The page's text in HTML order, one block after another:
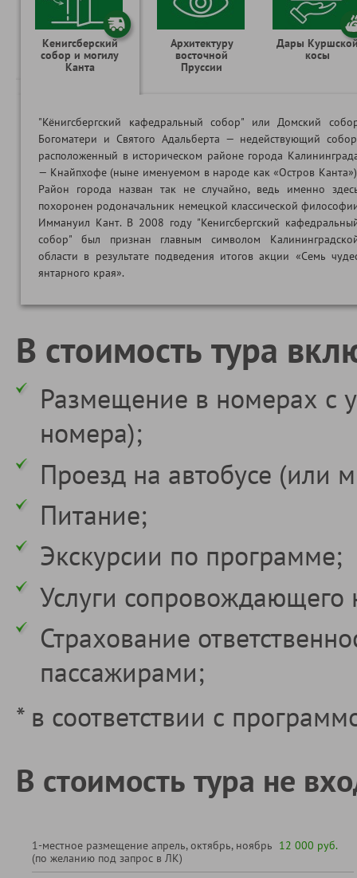
Кенигсберский
собор и могилу
Канта
Архитектуру
восточной
Пруссии
Дары
косы
"Кёнигсбергский кафедральный собор" или Домский
Богоматери и Святого Адальберта — недействующий
расположенный в историческом районе города
— Кнайпхофе (ныне именуемом в народе как «Остров
Район города назван так не случайно, ведь именно
похоронен родоначальник немецкой классической
Иммануил Кант. В 2008 году "Кенигсбергский
собор" был признан главным символом
области в результате подведения итогов акции «Семь
янтарного края».
В стоимость тура
Размещение в номерах с
номера);
Проезд на автобусе (или
Питание;
Экскурсии по программе;
Услуги сопровождающего
Страхование
пассажирами;
* в соответствии с
В стоимость тура не
1-местное размещение апрель, октябрь, ноябрь
(по желанию под запрос в ЛК)
12 000 руб.